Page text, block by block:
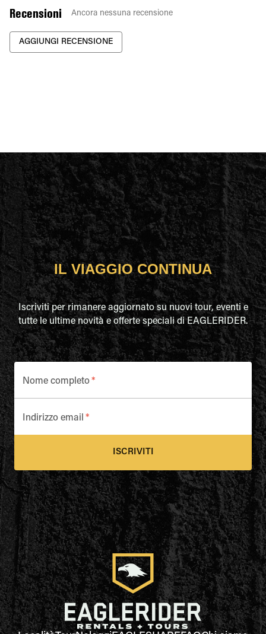
Recensioni Ancora nessuna recensione
AGGIUNGI RECENSIONE
IL VIAGGIO CONTINUA
Iscriviti per rimanere aggiornato su nuovi tour, eventi e
tutte le ultime novità e offerte speciali di EAGLERIDER.
Nome completo*
Indirizzo email *
ISCRIVITI